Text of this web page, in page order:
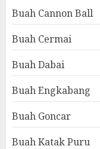
Buah Cannon Ball
Buah Cermai
Buah Dabai
Buah Engkabang
Buah Goncar
Buah Katak Puru